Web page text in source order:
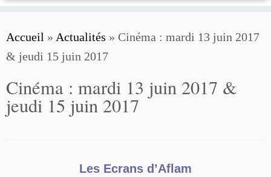
Accueil » Actualités » Cinéma : mardi 13 juin 2017
& jeudi 15 juin 2017
Cinéma : mardi 13 juin 2017 &
jeudi 15 juin 2017
Les Ecrans d’Aflam